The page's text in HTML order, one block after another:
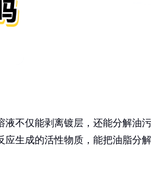
液不仅能剥离镀层，还能分解油
应生成的活性物质，能把油脂分